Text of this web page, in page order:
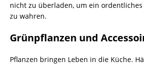
nicht zu überladen, um ein
zu wahren.
Grünpflanzen und
Pflanzen bringen Leben in die Küche.